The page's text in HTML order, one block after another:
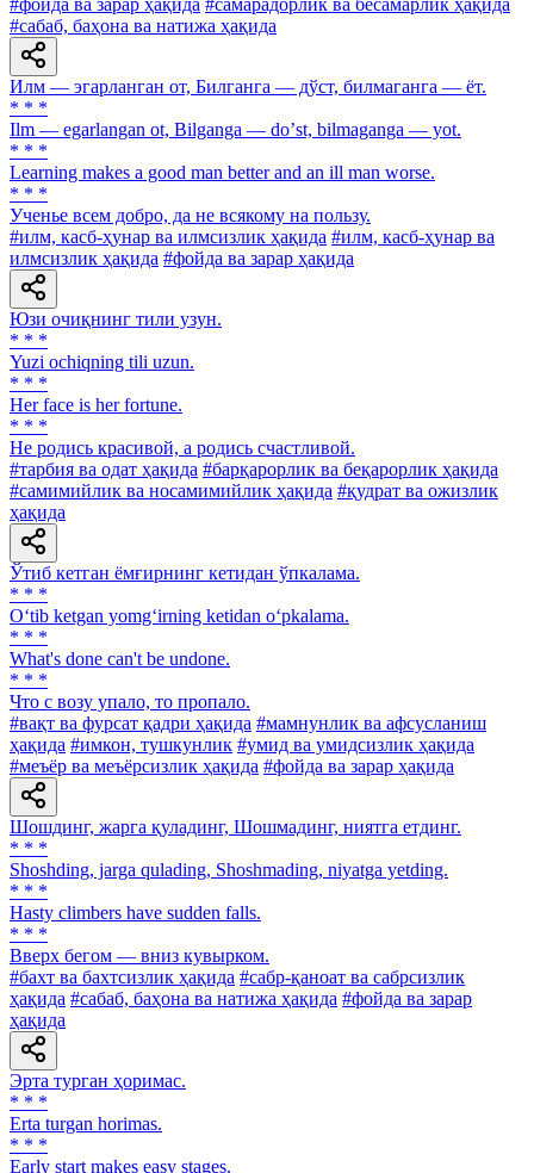
#фойда ва зарар ҳақида #самарадорлик ва бесамарлик ҳақида
#сабаб, баҳона ва натижа ҳақида
Илм — эгарланган от, Билганга — дўст, билмаганга — ёт.
* * *
Ilm — egarlangan ot, Bilganga — doʼst, bilmaganga — yot.
* * *
Learning makes a good man better and an ill man worse.
* * *
Ученье всем добро, да не всякому на пользу.
#илм, касб-ҳунар ва илмсизлик ҳақида #илм, касб-ҳунар ва
илмсизлик ҳақида #фойда ва зарар ҳақида
Юзи очиқнинг тили узун.
* * *
Yuzi ochiqning tili uzun.
* * *
Her face is her fortune.
* * *
He родись красивой, а родись счастливой.
#тарбия ва одат ҳақида #барқарорлик ва беқарорлик ҳақида
#самимийлик ва носамимийлик ҳақида #қудрат ва ожизлик
ҳақида
Ўтиб кетган ёмғирнинг кетидан ўпкалама.
* * *
O‘tib ketgan yomg‘irning ketidan o‘pkalama.
* * *
What's done can't be undone.
* * *
Что с возу упало, то пропало.
#вақт ва фурсат қадри ҳақида #мамнунлик ва афсусланиш
ҳақида #имкон, тушкунлик #умид ва умидсизлик ҳақида
#меъёр ва меъёрсизлик ҳақида #фойда ва зарар ҳақида
Шошдинг, жарга қуладинг, Шошмадинг, ниятга етдинг.
* * *
Shoshding, jarga qulading, Shoshmading, niyatga yetding.
* * *
Hasty climbers have sudden falls.
* * *
Вверх бегом — вниз кувырком.
#бахт ва бахтсизлик ҳақида #сабр-қаноат ва сабрсизлик
ҳақида #сабаб, баҳона ва натижа ҳақида #фойда ва зарар
ҳақида
Эрта турган ҳоримас.
* * *
Erta turgan horimas.
* * *
Early start makes easy stages.